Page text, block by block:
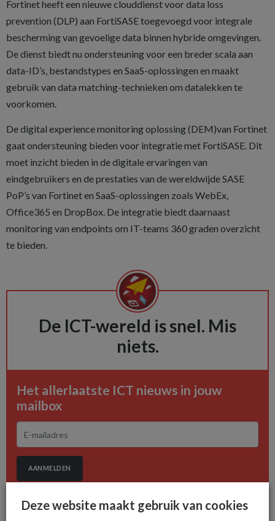
Fortinet heeft een nieuwe clouddienst voor data loss
prevention (DLP) aan FortiSASE toegevoegd voor integrale
bescherming van gevoelige data binnen hybride omgevingen.
De dienst biedt nu ondersteuning voor een breder scala aan
data-ID’s, bestandstypes en SaaS-oplossingen en maakt
gebruik van data matching-technieken om datalekken te
voorkomen.
De digital experience monitoring oplossing (DEM)van Fortinet
gaat ondersteuning bieden voor integratie met FortiSASE. Dit
moet inzicht bieden in de digitale ervaringen van
eindgebruikers en de prestaties van de wereldwijde SASE
PoP’s van Fortinet en SaaS-oplossingen zoals WebEx,
Office365 en DropBox. De integratie biedt daarnaast
monitoring van endpoints om IT-teams 360 graden overzicht
te bieden.
De ICT-wereld is snel. Mis
niets.
Het allerlaatste ICT nieuws in jouw
mailbox
AANMELDEN
Deze website maakt gebruik van cookies